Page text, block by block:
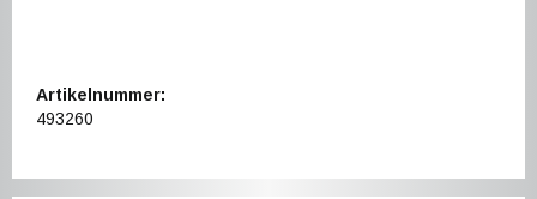
Artikelnummer:
493260